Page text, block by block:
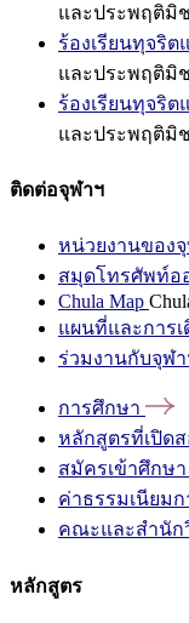
และประพฤติมิ
ร้องเรียนทุจริ
และประพฤติมิ
ร้องเรียนทุจริ
และประพฤติมิ
ติดต่อจุฬาฯ
หน่วยงานของ
สมุดโทรศัพท์อ
Chula Map
แผนที่และการเ
ร่วมงานกับจุฬา
การศึกษา
หลักสูตรที่เปิด
สมัครเข้าศึกษา
ค่าธรรมเนียม
คณะและสำนัก
หลักสูตร